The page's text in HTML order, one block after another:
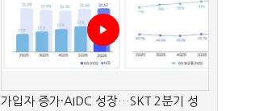
가입자 증가·AIDC 성장…SKT 2분기 성